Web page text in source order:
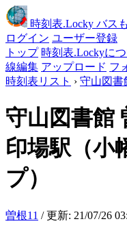
時刻表.Locky バス
ログイン ユーザー登録
トップ 時刻表.Lockyに
線編集 アップロード フ
時刻表リスト › 守山図書
守山図書館
印場駅（小
プ）
曽根11 / 更新: 21/07/26